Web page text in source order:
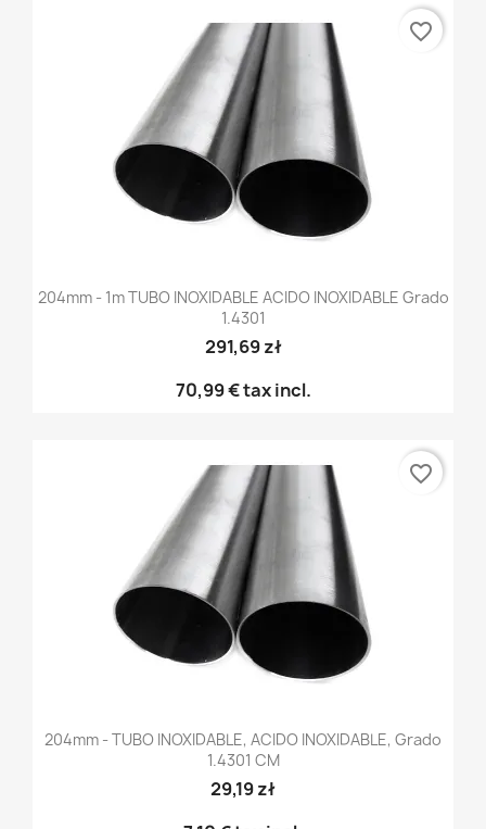
204mm - 1m TUBO INOXIDABLE ACIDO INOXIDABLE Grado
1.4301
291,69 zł
70,99 €tax incl.
favorite_border
204mm - TUBO INOXIDABLE, ACIDO INOXIDABLE, Grado
1.4301 CM
29,19 zł
favorite_border